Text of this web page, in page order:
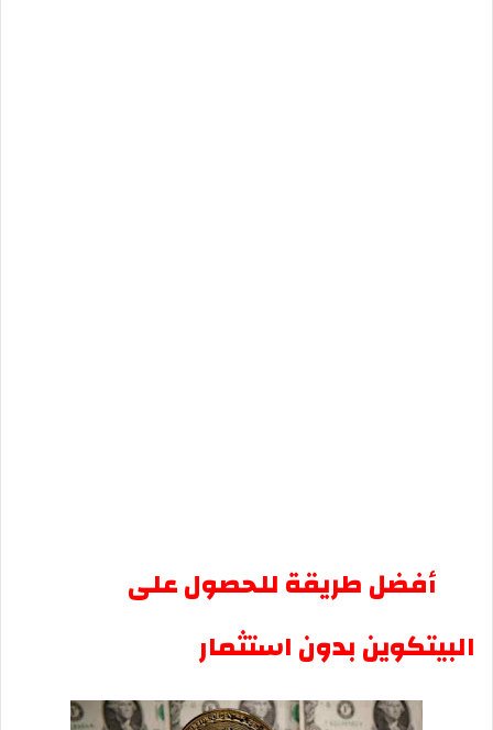
أفضل طريقة للحصول على
البيتكوين بدون استثمار